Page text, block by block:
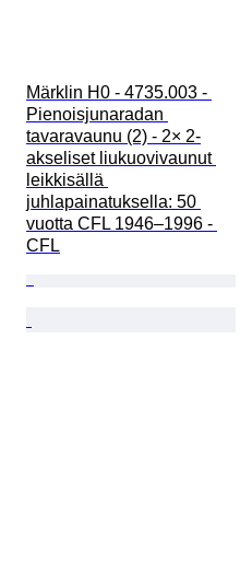
Märklin H0 - 4735.003 -
Pienoisjunaradan
tavaravaunu (2) - 2× 2-
akseliset liukuovivaunut
leikkisällä
juhlapainatuksella: 50
vuotta CFL 1946–1996 -
CFL